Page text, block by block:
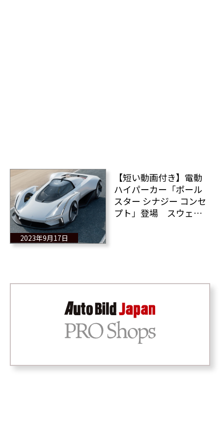
2023年9月17日
【短い動画付き】電動
ハイパーカー「ポール
スター シナジー コンセ
プト」登場 スウェー